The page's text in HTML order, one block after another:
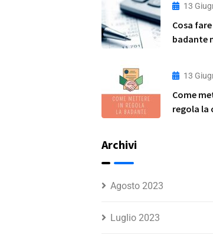
Pratica
13
Cosa fare
badante
13
Come
regola la
Archivi
Agosto 2023
Luglio 2023